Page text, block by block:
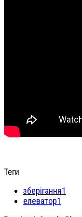
Теги
зберігання1
елеватор1